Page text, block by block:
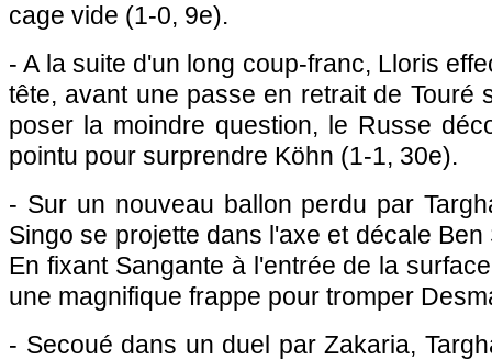
cage vide (1-0, 9e).
- A la suite d'un long coup-franc, Lloris
tête, avant une passe en retrait de Touré
poser la moindre question, le Russe
pointu pour surprendre Köhn (1-1, 30e).
- Sur un nouveau ballon perdu par
Singo se projette dans l'axe et décale
En fixant Sangante à l'entrée de la
une magnifique frappe pour tromper
- Secoué dans un duel par Zakaria,